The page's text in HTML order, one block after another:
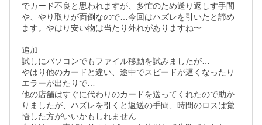
でカード不良と思われますが、多忙のため送り返しす手間
や、やり取りが面倒なので…今回はハズレを引いたと諦め
ます。やはり安い物は当たり外れがありますね〜
追加
試しにパソコンでもファイル移動を試みましたが…
やはり他のカードと違い、途中でスピードが遅くなったり
エラーが出たりで…
他の店舗はすぐに代わりのカードを送ってくれたので助か
りましたが、ハズレを引くと返送の手間、時間のロスは覚
悟した方がいいかもしれません